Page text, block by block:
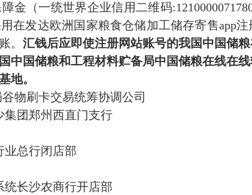
金（一统世界企业信用二维码
在发达欧洲国家粮食仓储加工储存寄售app
。 汇钱后应即使注册网站账号的我国中国储
中国储粮和工程材料贮备局中国储粮在线在
地。
物刷卡交易统筹协调公司
集团郑州西直门支行
业总行闭店部
统长沙农商行开店部